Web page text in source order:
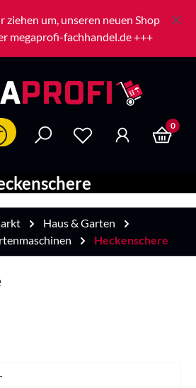
um, unseren neuen Shop
megaprofi-fachhandel.de +++
Werkzeugleiste anzeigen 0
Haus & Garten
Heckenschere